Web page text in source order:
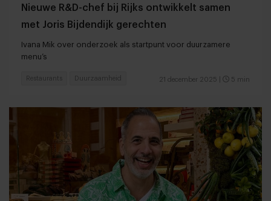
Nieuwe R&D-chef bij Rijks ontwikkelt samen
met Joris Bijdendijk gerechten
Ivana Mik over onderzoek als startpunt voor duurzamere
menu’s
21 december 2025 5 min
Restaurants Duurzaamheid